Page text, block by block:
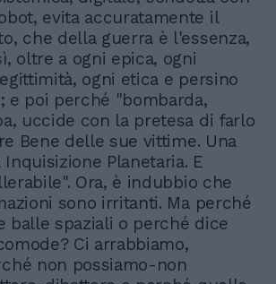
evita accuratamente il
che della guerra è l'essenza,
oltre a ogni epica, ogni
ogni etica e persino
e poi perché "bombarda,
uccide con la pretesa di farlo
Bene delle sue vittime. Una
Planetaria. E
Ora, è indubbio che
sono irritanti. Ma perché
balle spaziali o perché dice
Ci arrabbiamo,
non possiamo-non